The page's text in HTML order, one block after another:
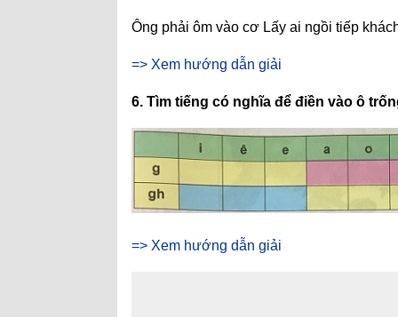
Ông phải ôm vào cơ Lấy ai ngồi tiếp
=> Xem hướng dẫn giải
6. Tìm tiếng có nghĩa để điền vào ô
=> Xem hướng dẫn giải